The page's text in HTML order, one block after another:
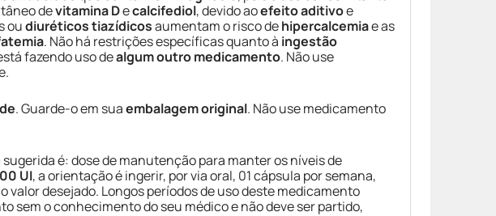
devitamina Decalcifediol, devido aoefeito aditivoe
oudiuréticos tiazídicosaumentam o risco dehipercalcemiae as
. Não há restrições específicas quanto à ingestão
fazendo uso dealgum outro medicamento. Não use
. Guarde-o em suaembalagem original. Não use medicamento
sugerida é: dose de manutenção para manter os níveis de
UI, a orientação é ingerir, por via oral, 01 cápsula por semana,
valor desejado. Longos períodos de uso deste medicamento
sem o conhecimento do seu médico e não deve ser partido,